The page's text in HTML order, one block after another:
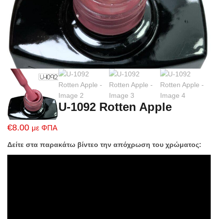
U-1092 Rotten Apple
€8.00 με ΦΠΑ
Δείτε στα παρακάτω βίντεο την απόχρωση του χρώματος: